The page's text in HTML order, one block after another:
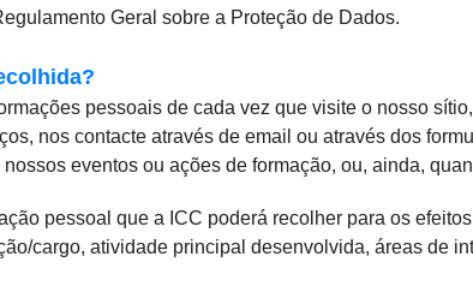
Geral sobre a Proteção de Dados.
pessoais de cada vez que visite o nosso
nos contacte através de email ou através dos
eventos ou ações de formação, ou, ainda,
pessoal que a ICC poderá recolher para os
cargo, atividade principal desenvolvida, áreas de